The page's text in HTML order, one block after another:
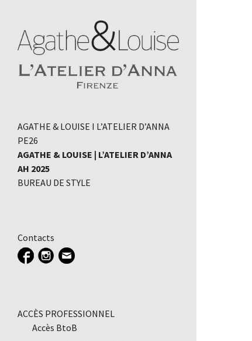
AGATHE & LOUISE I L’ATELIER D’ANNA
PE26
AGATHE & LOUISE | L’ATELIER D’ANNA
AH 2025
BUREAU DE STYLE
Contacts
ACCÈS PROFESSIONNEL
Accès BtoB